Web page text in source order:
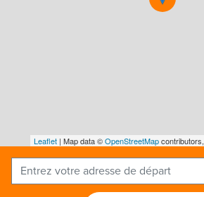
Leaflet | Map data ©OpenStreetMapcontributors,